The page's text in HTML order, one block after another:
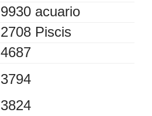
9930 acuario
2708 Piscis
4687
3794
3824